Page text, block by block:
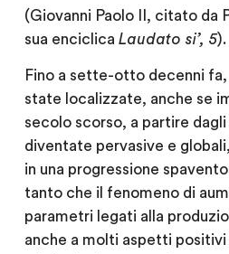
(Giovanni Paolo II, citato da
sua enciclica Laudato si’, 5).
Fino a sette-otto decenni
state localizzate, anche se
secolo scorso, a partire dagli
diventate pervasive e
in una progressione
tanto che il fenomeno di
parametri legati alla
anche a molti aspetti